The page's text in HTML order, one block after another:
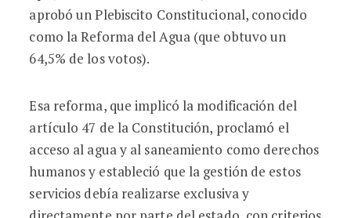
aprobó un Plebiscito Constitucional, conocido
como la Reforma del Agua (que obtuvo un
64,5% de los votos).
Esa reforma, que implicó la modificación del
artículo 47 de la Constitución, proclamó el
acceso al agua y al saneamiento como derechos
humanos y estableció que la gestión de estos
servicios debía realizarse exclusiva y